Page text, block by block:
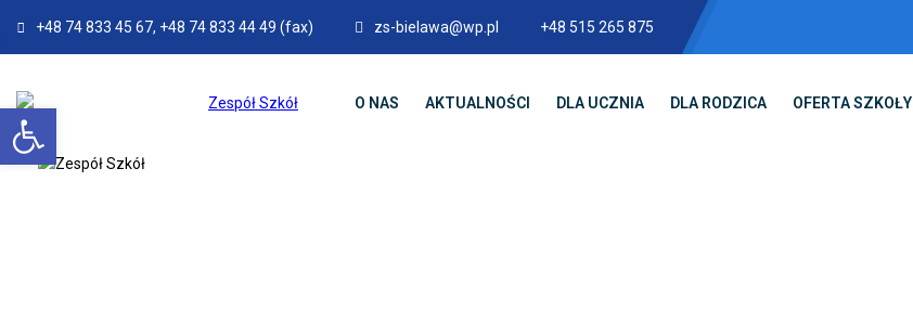
+48 74 833 45 67, +48 74 833 44 49 (fax) zs-bielawa@wp.pl +48 515 265 875
O NAS AKTUALNOŚCI DLA UCZNIA DLA RODZICA OFERTA SZKOŁY
Otwórz pasek narzędzi